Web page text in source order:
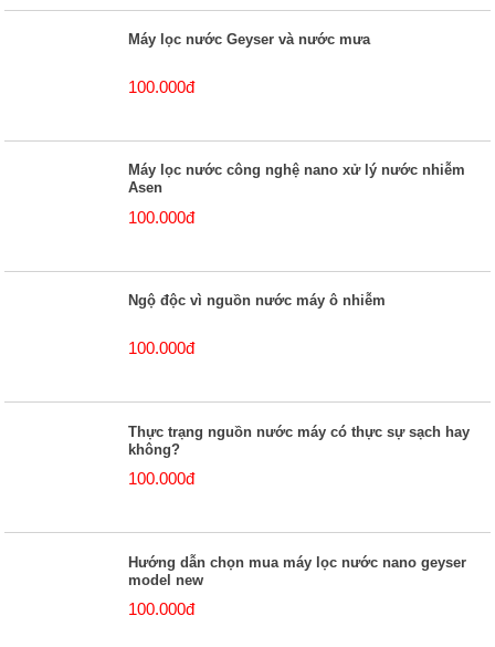
Máy lọc nước Geyser và nước mưa
100.000đ
Máy lọc nước công nghệ nano xử lý nước nhiễm
Asen
100.000đ
Ngộ độc vì nguồn nước máy ô nhiễm
100.000đ
Thực trạng nguồn nước máy có thực sự sạch hay
không?
100.000đ
Hướng dẫn chọn mua máy lọc nước nano geyser
model new
100.000đ